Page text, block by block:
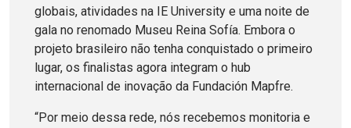
globais, atividades na IE University e uma noite de
gala no renomado Museu Reina Sofía. Embora o
projeto brasileiro não tenha conquistado o primeiro
lugar, os finalistas agora integram o hub
internacional de inovação da Fundación Mapfre.
“Por meio dessa rede, nós recebemos monitoria e